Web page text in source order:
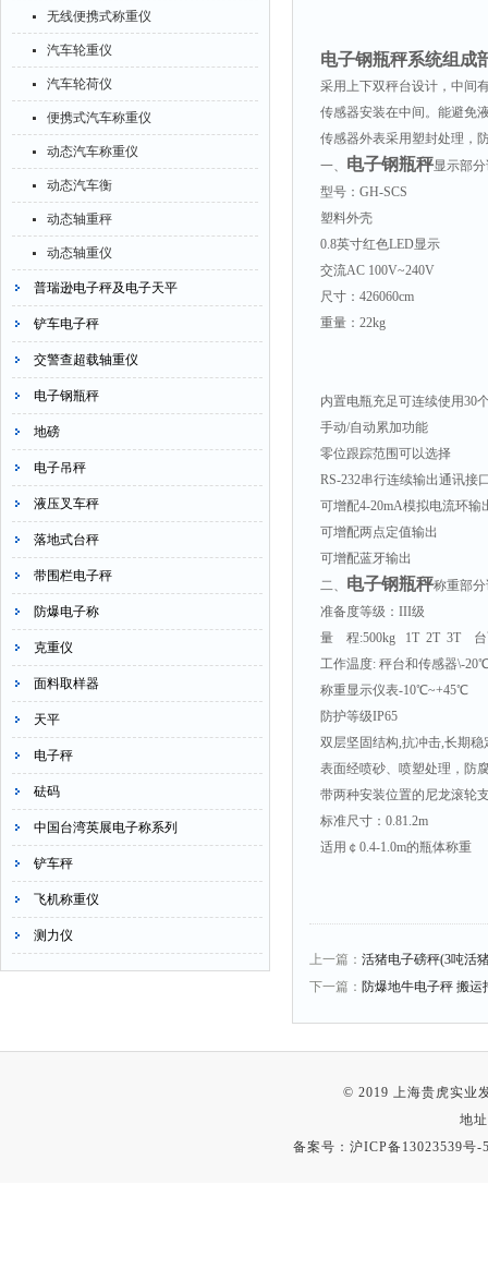
无线便携式称重仪
汽车轮重仪
汽车轮荷仪
便携式汽车称重仪
动态汽车称重仪
动态汽车衡
动态轴重秤
动态轴重仪
普瑞逊电子秤及电子天平
铲车电子秤
交警查超载轴重仪
电子钢瓶秤
地磅
电子吊秤
液压叉车秤
落地式台秤
带围栏电子秤
防爆电子称
克重仪
面料取样器
天平
电子秤
砝码
中国台湾英展电子称系列
铲车秤
飞机称重仪
测力仪
电子钢瓶秤系统组成
采用上下双秤台设计，中间
传感器安装在中间。能避免
传感器外表采用塑封处理，
一、 电子钢瓶秤显示部
型号：GH-SCS
塑料外壳
0.8英寸红色LED显示
交流AC 100V~240V
尺寸：426060cm
重量：22kg
内置电瓶充足可连续使用30
手动/自动累加功能
零位跟踪范围可以选择
RS-232串行连续输出通讯接
可增配4-20mA模拟电流环输
可增配两点定值输出
可增配蓝牙输出
二、 电子钢瓶秤称重部
准备度等级：III级
量 程:500kg 1T 2T 3T 台
工作温度: 秤台和传感器\-
称重显示仪表-10℃~+45℃
防护等级IP65
双层坚固结构,抗冲击,长期稳
表面经喷砂、喷塑处理，防
带两种安装位置的尼龙滚轮
标准尺寸：0.81.2m
适用￠0.4-1.0m的瓶体称重
上一篇： 活猪电子磅秤(3吨活
下一篇： 防爆地牛电子秤 搬
© 2019 上海贵虎实业
地
备案号：沪ICP备13023539号-